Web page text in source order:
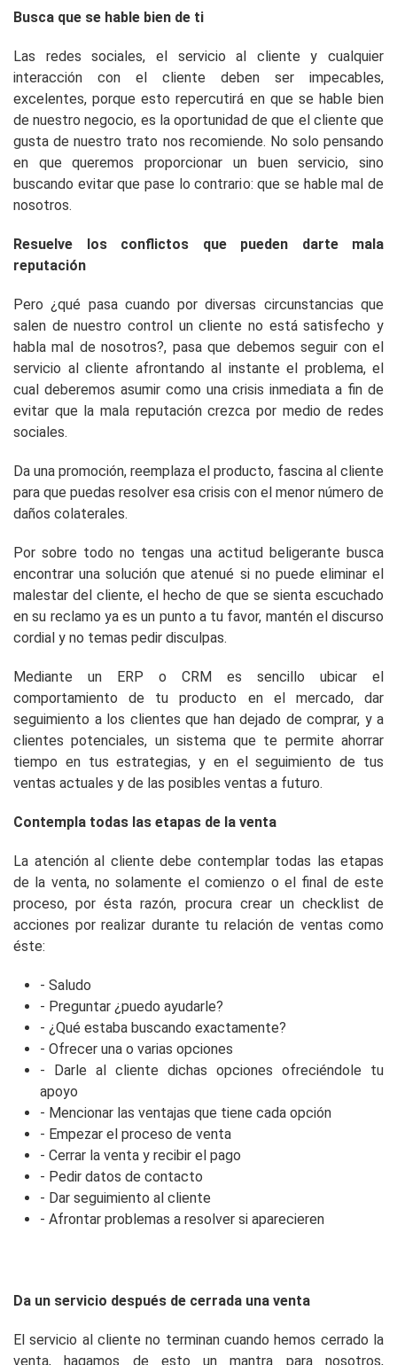
Busca que se hable bien de ti
Las redes sociales, el servicio al cliente y cualquier
interacción con el cliente deben ser impecables,
excelentes, porque esto repercutirá en que se hable bien
de nuestro negocio, es la oportunidad de que el cliente que
gusta de nuestro trato nos recomiende. No solo pensando
en que queremos proporcionar un buen servicio, sino
buscando evitar que pase lo contrario: que se hable mal de
nosotros.
Resuelve los conflictos que pueden darte mala
reputación
Pero ¿qué pasa cuando por diversas circunstancias que
salen de nuestro control un cliente no está satisfecho y
habla mal de nosotros?, pasa que debemos seguir con el
servicio al cliente afrontando al instante el problema, el
cual deberemos asumir como una crisis inmediata a fin de
evitar que la mala reputación crezca por medio de redes
sociales.
Da una promoción, reemplaza el producto, fascina al cliente
para que puedas resolver esa crisis con el menor número de
daños colaterales.
Por sobre todo no tengas una actitud beligerante busca
encontrar una solución que atenué si no puede eliminar el
malestar del cliente, el hecho de que se sienta escuchado
en su reclamo ya es un punto a tu favor, mantén el discurso
cordial y no temas pedir disculpas.
Mediante un ERP o CRM es sencillo ubicar el
comportamiento de tu producto en el mercado, dar
seguimiento a los clientes que han dejado de comprar, y a
clientes potenciales, un sistema que te permite ahorrar
tiempo en tus estrategias, y en el seguimiento de tus
ventas actuales y de las posibles ventas a futuro.
Contempla todas las etapas de la venta
La atención al cliente debe contemplar todas las etapas
de la venta, no solamente el comienzo o el final de este
proceso, por ésta razón, procura crear un checklist de
acciones por realizar durante tu relación de ventas como
éste:
- Saludo
- Preguntar ¿puedo ayudarle?
- ¿Qué estaba buscando exactamente?
- Ofrecer una o varias opciones
- Darle al cliente dichas opciones ofreciéndole tu
apoyo
- Mencionar las ventajas que tiene cada opción
- Empezar el proceso de venta
- Cerrar la venta y recibir el pago
- Pedir datos de contacto
- Dar seguimiento al cliente
- Afrontar problemas a resolver si aparecieren
Da un servicio después de cerrada una venta
El servicio al cliente no terminan cuando hemos cerrado la
venta, hagamos de esto un mantra para nosotros,